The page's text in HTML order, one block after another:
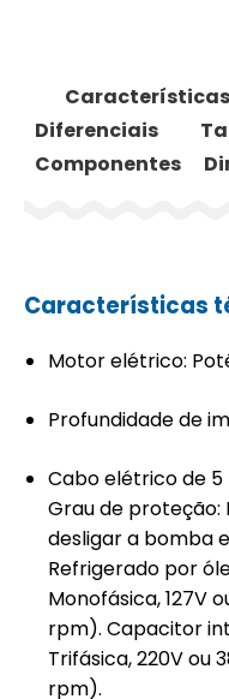
Diferenciais
Componentes
Características
Motor elétrico:
Profundidade de
Cabo elétrico de 5
Grau de
desligar a bomba
Refrigerado por
Monofásica, 127V
rpm). Capacitor
Trifásica, 220V ou
rpm).